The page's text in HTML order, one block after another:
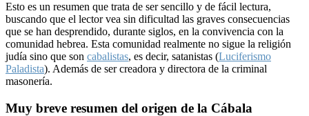
Esto es un resumen que trata de ser sencillo y de fácil lectura,
buscando que el lector vea sin dificultad las graves consecuencias
que se han desprendido, durante siglos, en la convivencia con la
comunidad hebrea. Esta comunidad realmente no sigue la religión
judía sino que son cabalistas, es decir, satanistas (Luciferismo
Paladista). Además de ser creadora y directora de la criminal
masonería.
Muy breve resumen del origen de la Cábala